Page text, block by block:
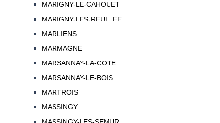
MARIGNY-LE-CAHOUET
MARIGNY-LES-REULLEE
MARLIENS
MARMAGNE
MARSANNAY-LA-COTE
MARSANNAY-LE-BOIS
MARTROIS
MASSINGY